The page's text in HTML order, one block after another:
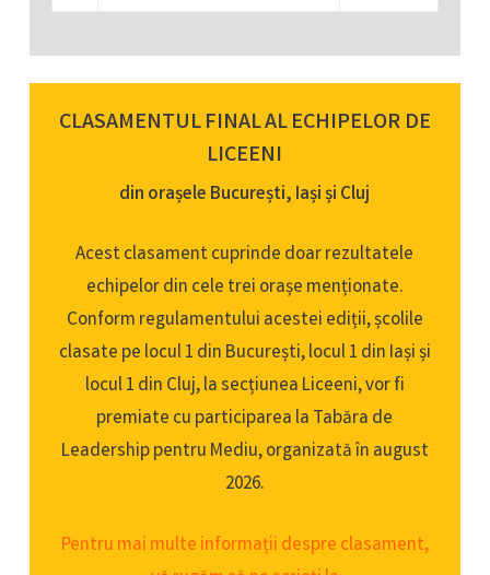
CLASAMENTUL FINAL AL ECHIPELOR DE
LICEENI
din orașele București, Iași și Cluj
Acest clasament cuprinde doar rezultatele
echipelor din cele trei orașe menționate.
Conform regulamentului acestei ediții, școlile
clasate pe locul 1 din București, locul 1 din Iași și
locul 1 din Cluj, la secțiunea Liceeni, vor fi
premiate cu participarea la Tabăra de
Leadership pentru Mediu, organizată în august
2026.
Pentru mai multe informații despre clasament,